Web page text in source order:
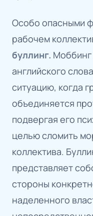
Особо опасными
рабочем
буллинг. Моббинг
английского
ситуацию, когда
объединяется
подвергая его
целью сломить
коллектива.
представляет
стороны
наделенного